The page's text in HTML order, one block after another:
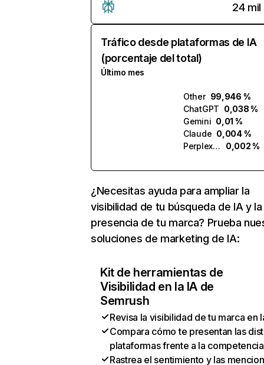
24 mil
Tráfico desde plataformas de IA
(porcentaje del total)
Último mes
Other 99,946 %
ChatGPT 0,038 %
Gemini 0,01 %
Claude 0,004 %
Perplexity
0,002 %
¿Necesitas ayuda para ampliar la
visibilidad de tu búsqueda de IA y la
presencia de tu marca? Prueba
soluciones de marketing de IA:
Kit de herramientas de
Visibilidad en la IA de
Semrush
Revisa la visibilidad de tu marca en
Compara cómo te presentan las
plataformas frente a la competencia
Rastrea el sentimiento y las